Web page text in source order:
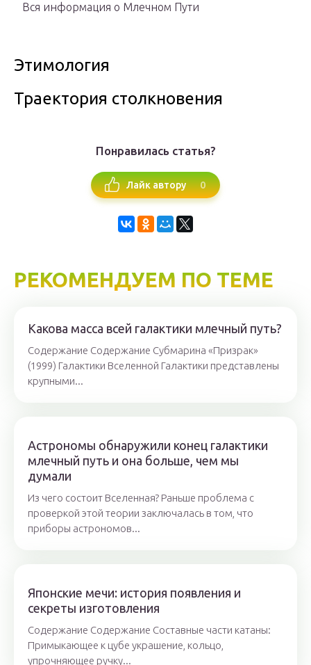
Вся информация о Млечном Пути
Этимология
Траектория столкновения
Понравилась статья?
Лайк автору 0
РЕКОМЕНДУЕМ ПО ТЕМЕ
Какова масса всей галактики млечный путь?
Содержание Содержание Субмарина «Призрак»
(1999) Галактики Вселенной Галактики представлены
крупными...
Астрономы обнаружили конец галактики
млечный путь и она больше, чем мы
думали
Из чего состоит Вселенная? Раньше проблема с
проверкой этой теории заключалась в том, что
приборы астрономов...
Японские мечи: история появления и
секреты изготовления
Содержание Содержание Составные части катаны:
Примыкающее к цубе украшение, кольцо,
упрочняющее ручку...